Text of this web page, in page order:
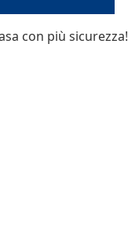
con più sicurezza!